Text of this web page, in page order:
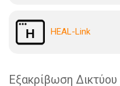
HEAL-Link
Εξακρίβωση Δικτύου